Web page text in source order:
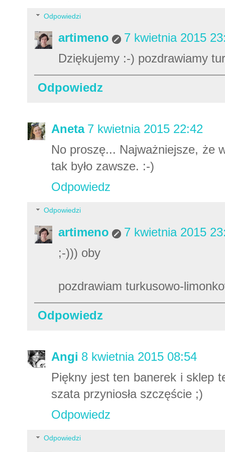
Odpowiedzi
artimeno
7 kwietnia 2015
Dziękujemy :-) pozdrawiamy
Odpowiedz
Aneta 7 kwietnia 2015 22:42
No proszę... Najważniejsze, że
tak było zawsze. :-)
Odpowiedz
Odpowiedzi
artimeno
7 kwietnia 2015
;-))) oby
pozdrawiam turkusowo-
Odpowiedz
Angi 8 kwietnia 2015 08:54
Piękny jest ten banerek i sklep
szata przyniosła szczęście ;)
Odpowiedz
Odpowiedzi